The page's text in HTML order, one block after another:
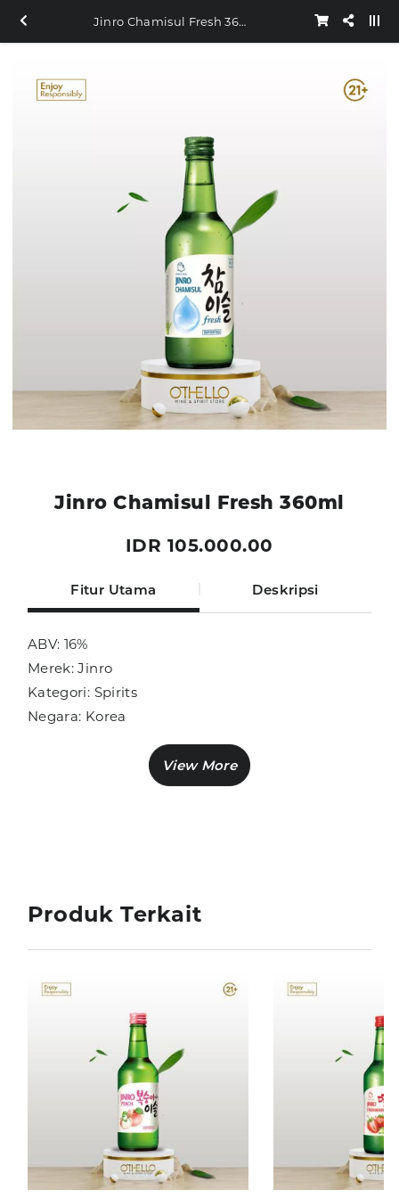
Jinro Chamisul Fresh 360ml
Jinro Chamisul Fresh 360ml
IDR 105.000.00
Fitur Utama Deskripsi
ABV: 16%
Merek: Jinro
Kategori: Spirits
Negara: Korea
Sub Kategori: Soju
Produk Terkait